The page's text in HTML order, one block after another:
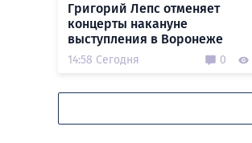
Григорий Лепс отменяет
концерты накануне
выступления в Воронеже
14:58 Сегодня 0